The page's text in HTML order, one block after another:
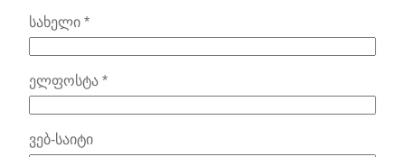
სახელი *
ელფოსტა *
ვებ-საიტი